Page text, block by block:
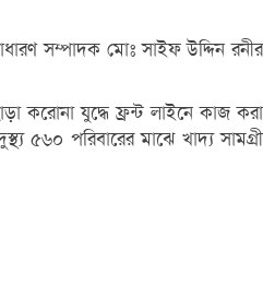
সম্পাদক মোঃ সাইফ উদ্দিন রনীর
করোনা যুদ্ধে ফ্রন্ট লাইনে কাজ করা
৫৬০ পরিবারের মাঝে খাদ্য সামগ্রী